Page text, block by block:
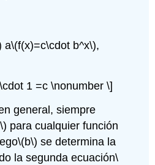
a\(f(x)=c\cdot b^x\),
1 =c \nonumber \]
general, siempre
para cualquier función
\(b\) se determina la
la segunda ecuación\